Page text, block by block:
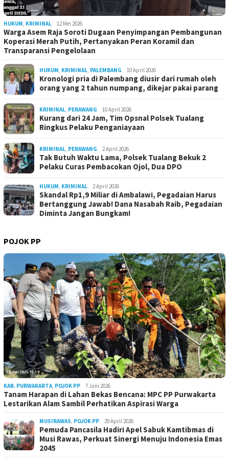
HUKUM KRIMINAL 12 Mei 2026
Warga Asem Raja Soroti Dugaan Penyimpangan Pembangunan
Koperasi Merah Putih, Pertanyakan Peran Koramil dan
Transparansi Pengelolaan
HUKUM KRIMINAL PALEMBANG 10 April 2026
Kronologi pria di Palembang diusir dari rumah oleh
orang yang 2 tahun numpang, dikejar pakai parang
KRIMINAL PERAWANG 10 April 2026
Kurang dari 24 Jam, Tim Opsnal Polsek Tualang
Ringkus Pelaku Penganiayaan
KRIMINAL PERAWANG 2 April 2026
Tak Butuh Waktu Lama, Polsek Tualang Bekuk 2
Pelaku Curas Pembacokan Ojol, Dua DPO
HUKUM KRIMINAL 2 April 2026
Skandal Rp1,9 Miliar di Ambalawi, Pegadaian Harus
Bertanggung Jawab! Dana Nasabah Raib, Pegadaian
Diminta Jangan Bungkam!
POJOK PP
KAB. PURWAKARTA POJOK PP 7 Juni 2026
Tanam Harapan di Lahan Bekas Bencana: MPC PP Purwakarta
Lestarikan Alam Sambil Perhatikan Aspirasi Warga
MUSIRAWAS POJOK PP 29 April 2026
Pemuda Pancasila Hadiri Apel Sabuk Kamtibmas di
Musi Rawas, Perkuat Sinergi Menuju Indonesia Emas
2045